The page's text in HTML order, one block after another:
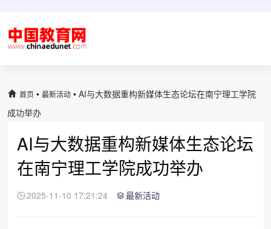
首页 • 最新活动 • AI与大数据重构新媒体生态论坛在南宁理工学院
成功举办
AI与大数据重构新媒体生态论坛
在南宁理工学院成功举办
2025-11-10 17:21:24 最新活动